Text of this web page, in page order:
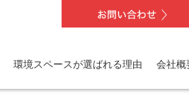
環境スペースが選ばれる理由 会社概